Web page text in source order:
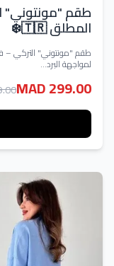
طقم "مونتوني"
المطلق 🇹🇷❄️
لمواجهة البرد...
MAD 299.00